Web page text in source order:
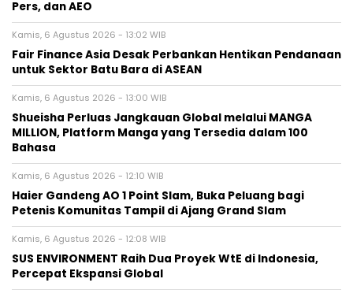
Pers, dan AEO
Kamis, 6 Agustus 2026 - 13:02 WIB
Fair Finance Asia Desak Perbankan Hentikan Pendanaan
untuk Sektor Batu Bara di ASEAN
Kamis, 6 Agustus 2026 - 13:00 WIB
Shueisha Perluas Jangkauan Global melalui MANGA
MILLION, Platform Manga yang Tersedia dalam 100
Bahasa
Kamis, 6 Agustus 2026 - 12:10 WIB
Haier Gandeng AO 1 Point Slam, Buka Peluang bagi
Petenis Komunitas Tampil di Ajang Grand Slam
Kamis, 6 Agustus 2026 - 12:08 WIB
SUS ENVIRONMENT Raih Dua Proyek WtE di Indonesia,
Percepat Ekspansi Global